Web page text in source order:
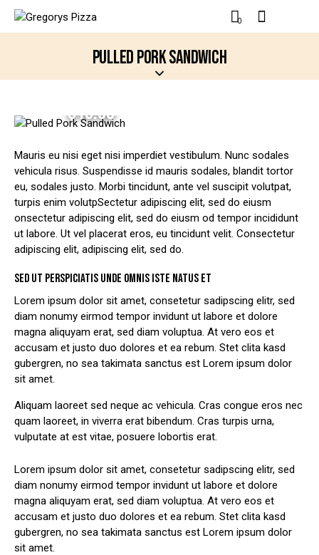
0
PULLED PORK SANDWICH
$10.00
Mauris eu nisi eget nisi imperdiet vestibulum. Nunc sodales
vehicula risus. Suspendisse id mauris sodales, blandit tortor
eu, sodales justo. Morbi tincidunt, ante vel suscipit volutpat,
turpis enim volutpSectetur adipiscing elit, sed do eiusm
onsectetur adipiscing elit, sed do eiusm od tempor incididunt
ut labore. Ut vel placerat eros, eu tincidunt velit. Consectetur
adipiscing elit, adipiscing elit, sed do.
SED UT PERSPICIATIS UNDE OMNIS ISTE NATUS ET
Lorem ipsum dolor sit amet, consetetur sadipscing elitr, sed
diam nonumy eirmod tempor invidunt ut labore et dolore
magna aliquyam erat, sed diam voluptua. At vero eos et
accusam et justo duo dolores et ea rebum. Stet clita kasd
gubergren, no sea takimata sanctus est Lorem ipsum dolor
sit amet.
Aliquam laoreet sed neque ac vehicula. Cras congue eros nec
quam laoreet, in viverra erat bibendum. Cras turpis urna,
vulputate at est vitae, posuere lobortis erat.
Lorem ipsum dolor sit amet, consetetur sadipscing elitr, sed
diam nonumy eirmod tempor invidunt ut labore et dolore
magna aliquyam erat, sed diam voluptua. At vero eos et
accusam et justo duo dolores et ea rebum. Stet clita kasd
gubergren, no sea takimata sanctus est Lorem ipsum dolor
sit amet.